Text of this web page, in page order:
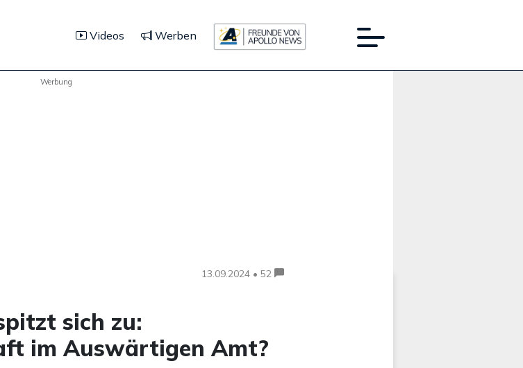
Videos Werben
Werbung
13.09.2024 • 52
sich zu:
im Auswärtigen Amt?